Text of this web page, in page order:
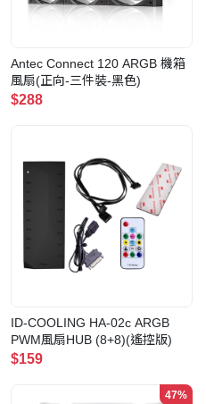
Antec Connect 120 ARGB 機箱
風扇(正向-三件裝-黑色)
$288
ID-COOLING HA-02c ARGB
PWM風扇HUB (8+8)(遙控版)
$159
47%